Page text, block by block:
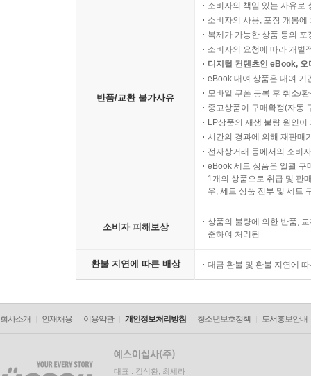
반품/교환 불가사유
소비자의 책임 있는 사유로
소비자의 사용, 포장 개봉
복제가 가능한 상품 등의
소비자의 요청에 따라 개별
디지털 컨텐츠인 eBook,
eBook 대여 상품은 대여 기
모바일 쿠폰 등록 후 취소/
중고상품이 구매확정(자동
LP상품의 재생 불량 원인
시간의 경과에 의해 재판매
전자상거래 등에서의 소비
eBook 세트 상품은 일괄 구
1개의 상품으로 취급 및 판
우, 세트 상품 전부 및 세트
소비자 피해보상
상품의 불량에 의한 반품,
준하여 처리됨
환불 지연에 따른 배상 대금 환불 및 환불 지연에
회사소개 인재채용 이용약관 개인정보처리방침 청소년보호정책 도서홍보안내
대표 : 김석환, 최세라